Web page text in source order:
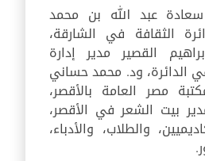
عبد الله بن محمد
الثقافة في الشارقة،
القصير مدير إدارة
الدائرة، ود. محمد حساني
مصر العامة بالأقصر،
بيت الشعر في الأقصر،
والطلاب، والأدباء،